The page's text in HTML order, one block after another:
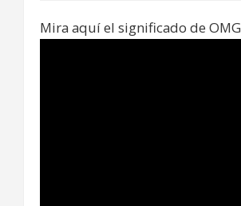
Mira aquí el significado de